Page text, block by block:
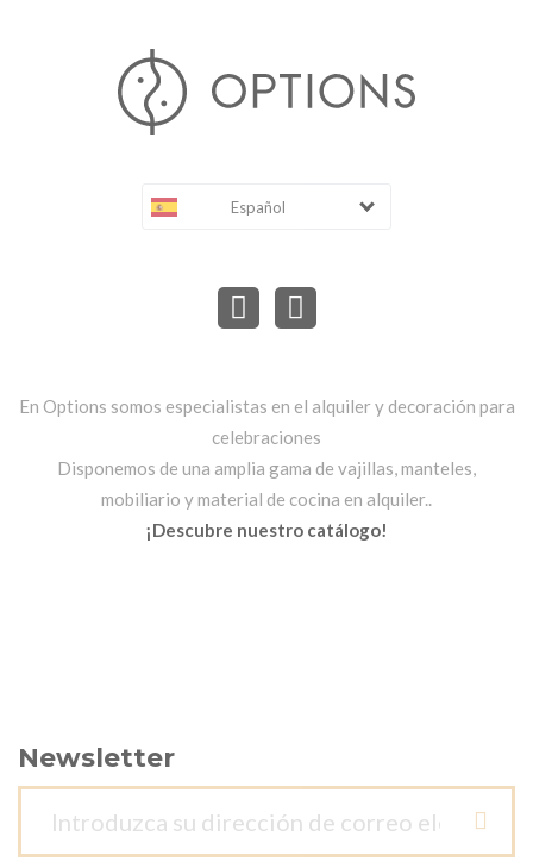
Español
En Options somos especialistas en el alquiler y decoración para
celebraciones
Disponemos de una amplia gama de vajillas, manteles,
mobiliario y material de cocina en alquiler..
¡Descubre nuestro catálogo!
Newsletter